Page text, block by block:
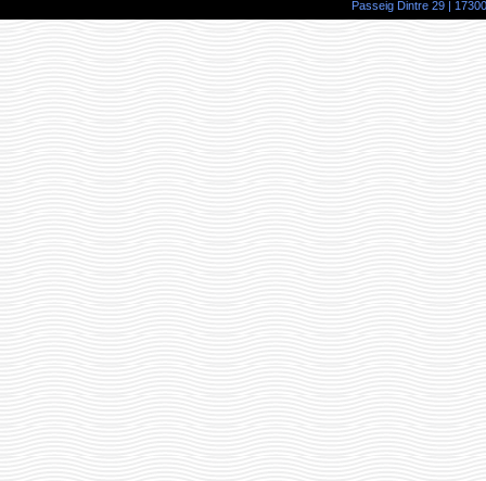
Passeig Dintre 29 |